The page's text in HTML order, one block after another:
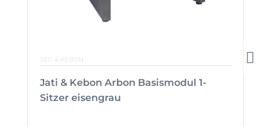
JATI & KEBON
Jati & Kebon Arbon Basismodul 1-
Sitzer eisengrau